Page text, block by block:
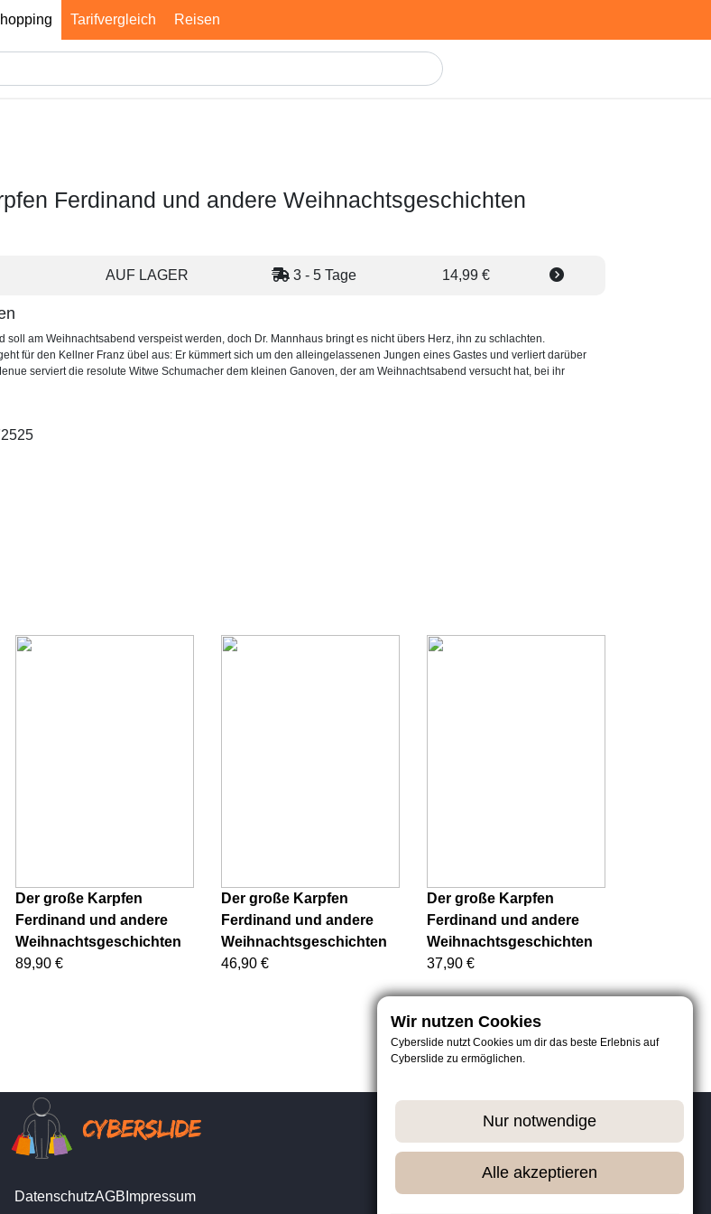
Tarifvergleich Reisen
Ferdinand und andere Weihnachtsgeschichten
AUF LAGER 3 - 5 Tage 14,99 €
soll am Weihnachtsabend verspeist werden, doch Dr. Mannhaus bringt es nicht übers Herz, ihn zu schlachten.
für den Kellner Franz übel aus: Er kümmert sich um den alleingelassenen Jungen eines Gastes und verliert darüber
serviert die resolute Witwe Schumacher dem kleinen Ganoven, der am Weihnachtsabend versucht hat, bei ihr
Der große Karpfen
Ferdinand und andere
Weihnachtsgeschichten
89,90 €
Der große Karpfen
Ferdinand und andere
Weihnachtsgeschichten
46,90 €
Der große Karpfen
Ferdinand und andere
Weihnachtsgeschichten
37,90 €
DatenschutzAGB Impressum
Wir nutzen Cookies
Cyberslide nutzt Cookies um dir das beste Erlebnis auf
Cyberslide zu ermöglichen.
Nur notwendige
Alle akzeptieren